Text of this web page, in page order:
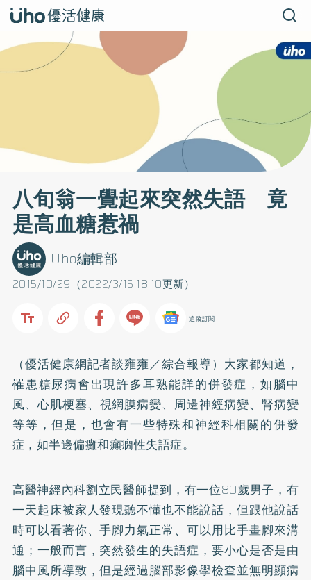
八旬翁一覺起來突然失語 竟
是高血糖惹禍
2015/10/29（2022/3/15 18:10更新）
Uho編輯部
追蹤訂閱
（優活健康網記者談雍雍／綜合報導）大家都知道，
罹患糖尿病會出現許多耳熟能詳的併發症，如腦中
風、心肌梗塞、視網膜病變、周邊神經病變、腎病變
等等，但是，也會有一些特殊和神經科相關的併發
症，如半邊偏癱和癲癇性失語症。
高醫神經內科劉立民醫師提到，有一位80歲男子，有
一天起床被家人發現聽不懂也不能說話，但跟他說話
時可以看著你、手腳力氣正常、可以用比手畫腳來溝
通；一般而言，突然發生的失語症，要小心是否是由
腦中風所導致，但是經過腦部影像學檢查並無明顯病